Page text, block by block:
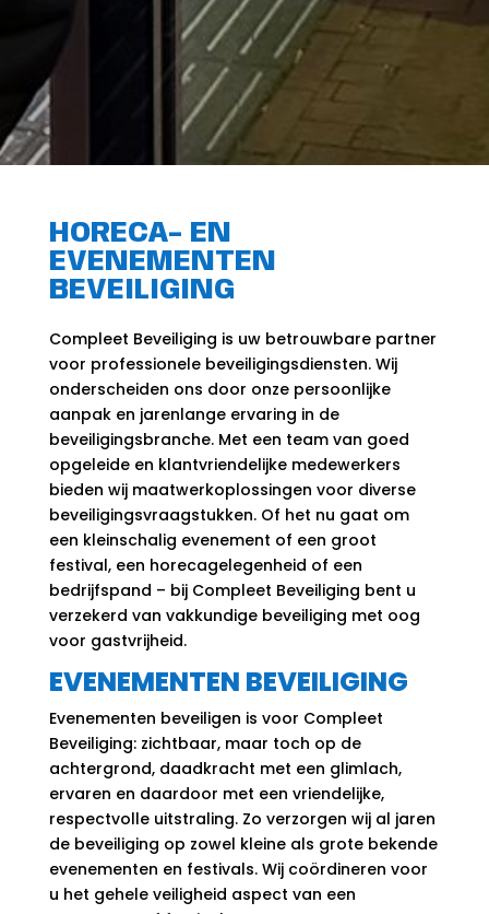
HORECA- EN
EVENEMENTEN
BEVEILIGING
Compleet Beveiliging is uw betrouwbare partner
voor professionele beveiligingsdiensten. Wij
onderscheiden ons door onze persoonlijke
aanpak en jarenlange ervaring in de
beveiligingsbranche. Met een team van goed
opgeleide en klantvriendelijke medewerkers
bieden wij maatwerkoplossingen voor diverse
beveiligingsvraagstukken. Of het nu gaat om
een kleinschalig evenement of een groot
festival, een horecagelegenheid of een
bedrijfspand – bij Compleet Beveiliging bent u
verzekerd van vakkundige beveiliging met oog
voor gastvrijheid.
EVENEMENTEN BEVEILIGING
Evenementen beveiligen is voor Compleet
Beveiliging: zichtbaar, maar toch op de
achtergrond, daadkracht met een glimlach,
ervaren en daardoor met een vriendelijke,
respectvolle uitstraling. Zo verzorgen wij al jaren
de beveiliging op zowel kleine als grote bekende
evenementen en festivals. Wij coördineren voor
u het gehele veiligheid aspect van een